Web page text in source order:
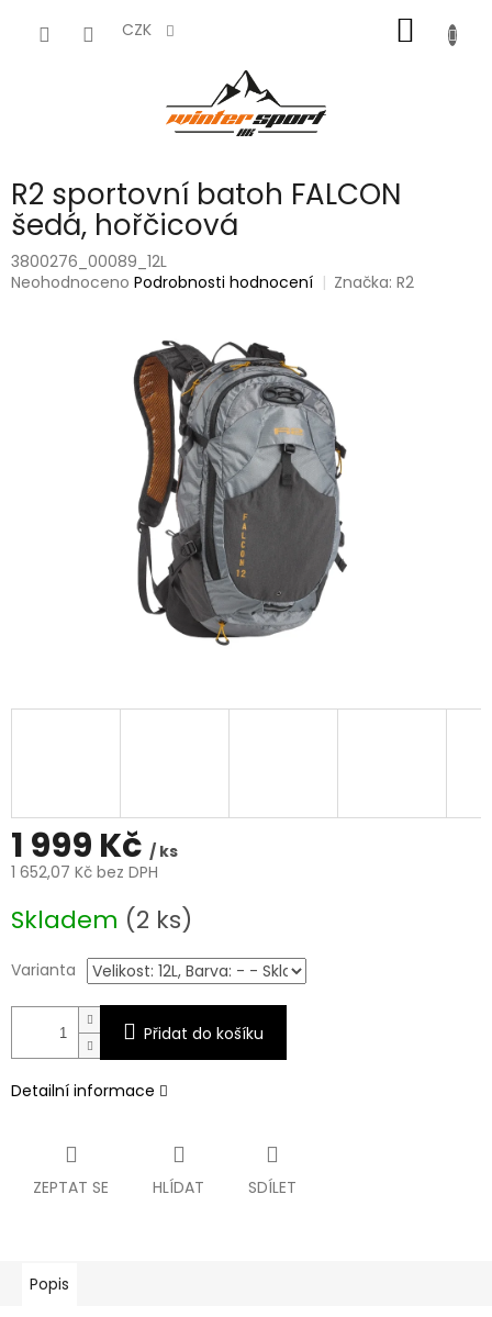
CZK
KOŠÍK
R2 sportovní batoh FALCON
šedá, hořčicová
3800276_00089_12L
Průměrné
Neohodnoceno Podrobnosti hodnocení Značka:R2
1 999 Kč / ks
1 652,07 Kč bez DPH
cena:
Skladem (2 ks)
Varianta
Přidat do košíku
Detailní informace
ZEPTAT SE HLÍDAT SDÍLET
Popis